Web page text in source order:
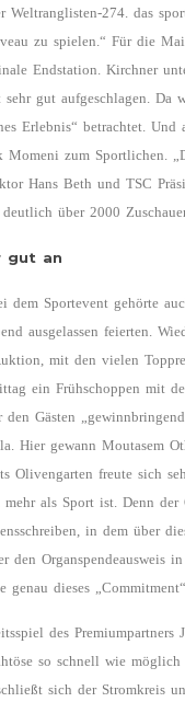
Weltranglisten-274. das
zu spielen.“ Für die
Endstation. Kirchner
gut aufgeschlagen. Da
Erlebnis“ betrachtet.
Momeni zum Sportlichen.
Hans Beth und TSC
über 2000
gut an
dem Sportevent gehörte
ausgelassen feierten.
mit den vielen
ein Frühschoppen mit
den Gästen
Hier gewann Moutasem
Olivengarten freute sich
als Sport ist. Denn
in dem über
Organspendeausweis
genau dieses
des
so schnell wie
sich der Stromkreis